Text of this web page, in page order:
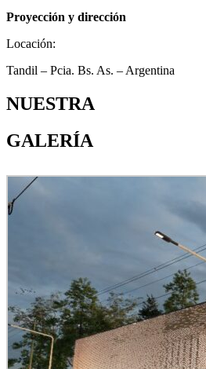
Proyección y dirección
Locación:
Tandil – Pcia. Bs. As. – Argentina
NUESTRA
GALERÍA